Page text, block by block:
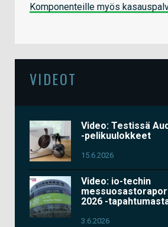
Komponenteille myös
VIDEOT
Video: Testissä
-pelikuulokkeet
15.6.2026
Video: io-techin
2026 -
3.6.2026